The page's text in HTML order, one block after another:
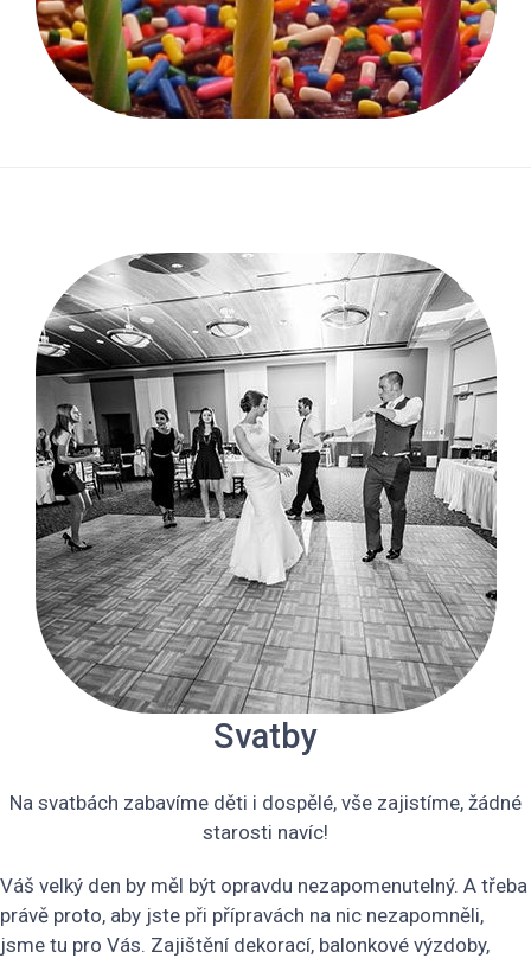
Svatby
Na svatbách zabavíme děti i dospělé, vše zajistíme, žádné
starosti navíc!
Váš velký den by měl být opravdu nezapomenutelný. A třeba
právě proto, aby jste při přípravách na nic nezapomněli,
jsme tu pro Vás. Zajištění dekorací, balonkové výzdoby,